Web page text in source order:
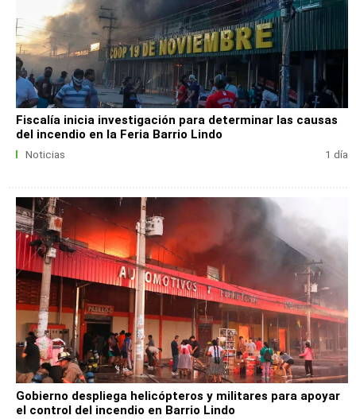
Fiscalía inicia investigación para determinar las causas
del incendio en la Feria Barrio Lindo
Noticias 1 día
Gobierno despliega helicópteros y militares para apoyar
el control del incendio en Barrio Lindo